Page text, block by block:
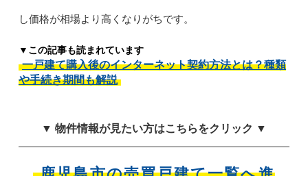
し価格が相場より高くなりがちです。
▼この記事も読まれています
一戸建て購入後のインターネット契約方法とは？種類
や手続き期間も解説
▼ 物件情報が見たい方はこちらをクリック ▼